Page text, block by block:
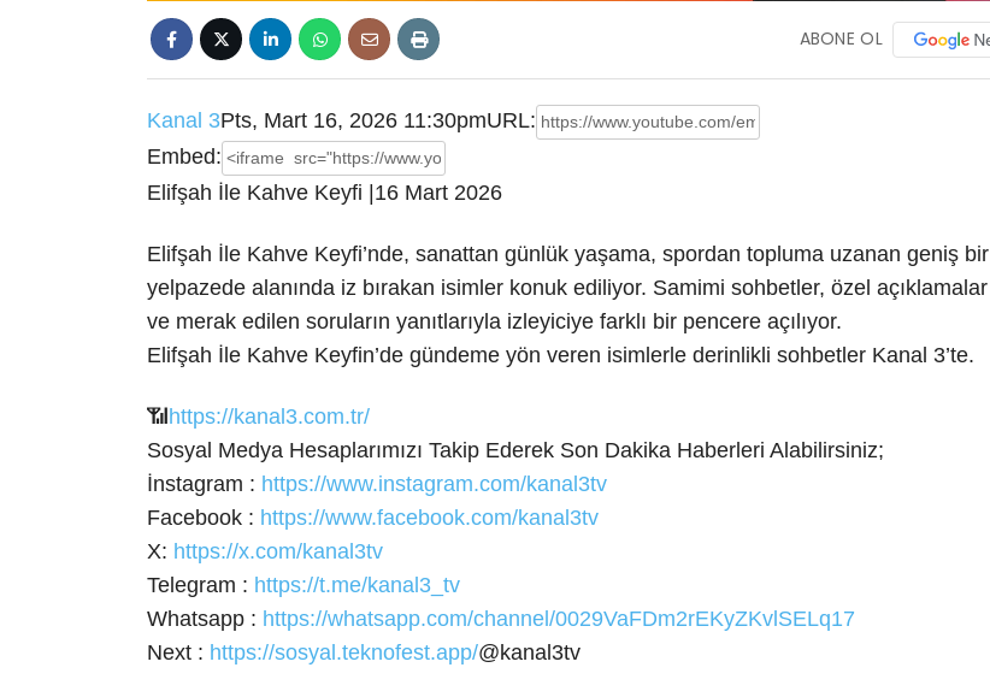
ABONE OL
Kanal 3Pts, Mart 16, 2026 11:30pmURL:
Embed:
Elifşah İle Kahve Keyfi |16 Mart 2026
Elifşah İle Kahve Keyfi’nde, sanattan günlük yaşama, spordan topluma uzanan geniş bir
yelpazede alanında iz bırakan isimler konuk ediliyor. Samimi sohbetler, özel açıklamalar
ve merak edilen soruların yanıtlarıyla izleyiciye farklı bir pencere açılıyor.
Elifşah İle Kahve Keyfin’de gündeme yön veren isimlerle derinlikli sohbetler Kanal 3’te.
📶 https://kanal3.com.tr/
Sosyal Medya Hesaplarımızı Takip Ederek Son Dakika Haberleri Alabilirsiniz;
İnstagram : https://www.instagram.com/kanal3tv
Facebook : https://www.facebook.com/kanal3tv
X: https://x.com/kanal3tv
Telegram : https://t.me/kanal3_tv
Whatsapp : https://whatsapp.com/channel/0029VaFDm2rEKyZKvlSELq17
Next : https://sosyal.teknofest.app/@kanal3tv